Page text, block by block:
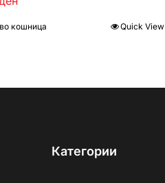
кошница Quick View
Категории